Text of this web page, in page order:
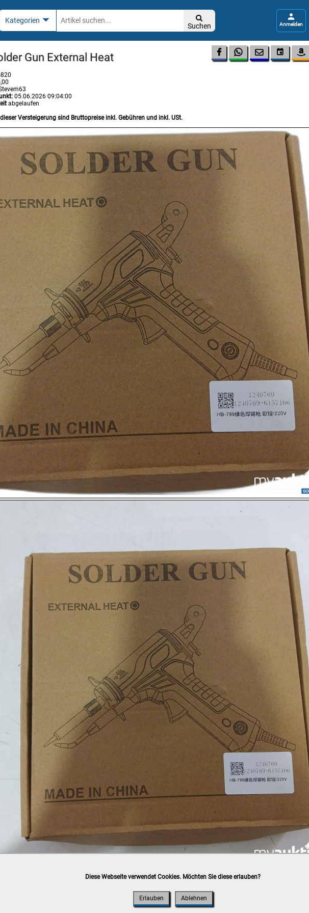

Suchen

    
Gun External Heat
05.06.2026 09:04:00
abgelaufen
Versteigerung sind Bruttopreise inkl. Gebühren und inkl. USt.
Barzahlung, Bankomat, Kreditkarte (vor Ort)
Diese Webseite verwendet Cookies. Möchten Sie diese erlauben?
Erlauben Ablehnen